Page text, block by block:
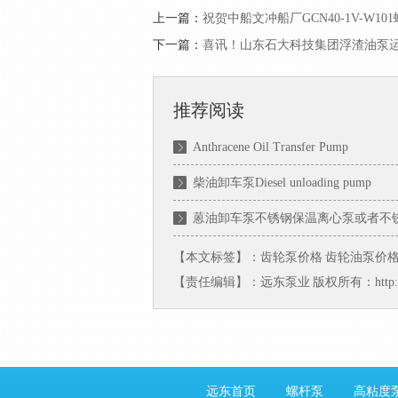
上一篇： 祝贺中船文冲船厂GCN40-1V-
下一篇： 喜讯！山东石大科技集团浮渣油泵
推荐阅读
Anthracene Oil Transfer Pump
柴油卸车泵Diesel unloading pump
蒽油卸车泵不锈钢保温离心泵或者不
【本文标签】： 齿轮泵价格 齿轮油泵价
【责任编辑】： 远东泵业 版权所有：
远东首页 螺杆泵 高粘度